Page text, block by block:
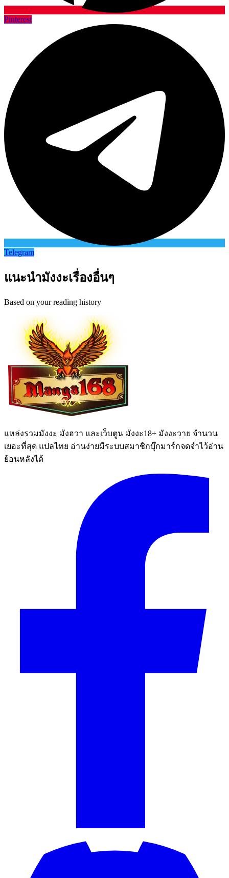
Pinterest
Telegram
แนะนำมังงะเรื่องอื่นๆ
Based on your reading history
แหล่งรวมมังงะ มังฮวา และเว็บตูน มังงะ18+ มังงะวาย จำนวน
เยอะที่สุด แปลไทย อ่านง่ายมีระบบสมาชิกบุ๊กมาร์กจดจำไว้อ่าน
ย้อนหลังได้